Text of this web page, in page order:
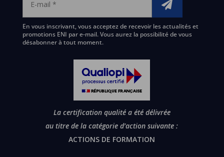
En vous inscrivant, vous acceptez de recevoir les actualités et
promotions ENI par e-mail. Vous aurez la possibilité de vous
désabonner à tout moment.
La certification qualité a été délivrée
au titre de la catégorie d’action suivante :
ACTIONS DE FORMATION